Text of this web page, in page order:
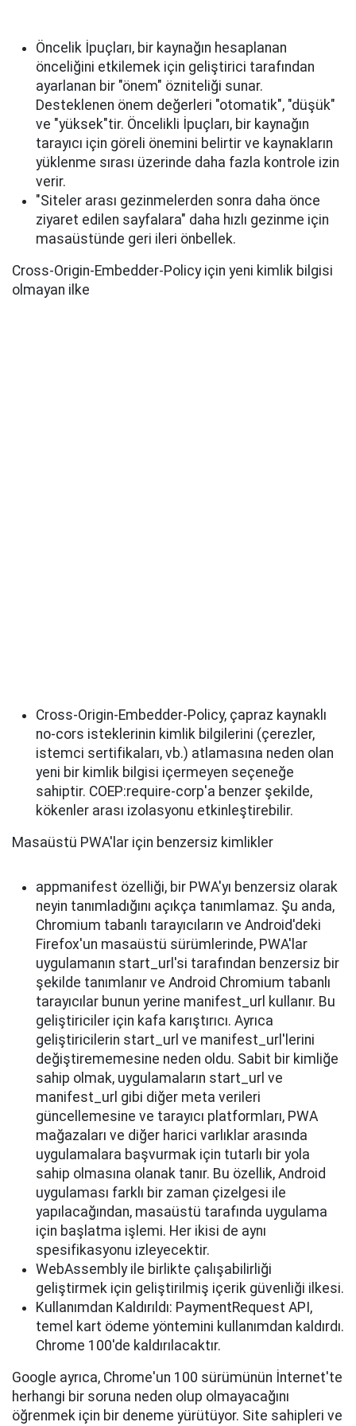
Öncelik İpuçları, bir kaynağın hesaplanan
önceliğini etkilemek için geliştirici tarafından
ayarlanan bir "önem" özniteliği sunar.
Desteklenen önem değerleri "otomatik", "düşük"
ve "yüksek"tir. Öncelikli İpuçları, bir kaynağın
tarayıcı için göreli önemini belirtir ve kaynakların
yüklenme sırası üzerinde daha fazla kontrole izin
verir.
"Siteler arası gezinmelerden sonra daha önce
ziyaret edilen sayfalara" daha hızlı gezinme için
masaüstünde geri ileri önbellek.
Cross-Origin-Embedder-Policy için yeni kimlik bilgisi
olmayan ilke
Cross-Origin-Embedder-Policy, çapraz kaynaklı
no-cors isteklerinin kimlik bilgilerini (çerezler,
istemci sertifikaları, vb.) atlamasına neden olan
yeni bir kimlik bilgisi içermeyen seçeneğe
sahiptir. COEP:require-corp'a benzer şekilde,
kökenler arası izolasyonu etkinleştirebilir.
Masaüstü PWA'lar için benzersiz kimlikler
appmanifest özelliği, bir PWA'yı benzersiz olarak
neyin tanımladığını açıkça tanımlamaz. Şu anda,
Chromium tabanlı tarayıcıların ve Android'deki
Firefox'un masaüstü sürümlerinde, PWA'lar
uygulamanın start_url'si tarafından benzersiz bir
şekilde tanımlanır ve Android Chromium tabanlı
tarayıcılar bunun yerine manifest_url kullanır. Bu
geliştiriciler için kafa karıştırıcı. Ayrıca
geliştiricilerin start_url ve manifest_url'lerini
değiştirememesine neden oldu. Sabit bir kimliğe
sahip olmak, uygulamaların start_url ve
manifest_url gibi diğer meta verileri
güncellemesine ve tarayıcı platformları, PWA
mağazaları ve diğer harici varlıklar arasında
uygulamalara başvurmak için tutarlı bir yola
sahip olmasına olanak tanır. Bu özellik, Android
uygulaması farklı bir zaman çizelgesi ile
yapılacağından, masaüstü tarafında uygulama
için başlatma işlemi. Her ikisi de aynı
spesifikasyonu izleyecektir.
WebAssembly ile birlikte çalışabilirliği
geliştirmek için geliştirilmiş içerik güvenliği ilkesi.
Kullanımdan Kaldırıldı: PaymentRequest API,
temel kart ödeme yöntemini kullanımdan kaldırdı.
Chrome 100'de kaldırılacaktır.
Google ayrıca, Chrome'un 100 sürümünün İnternet'te
herhangi bir soruna neden olup olmayacağını
öğrenmek için bir deneme yürütüyor. Site sahipleri ve